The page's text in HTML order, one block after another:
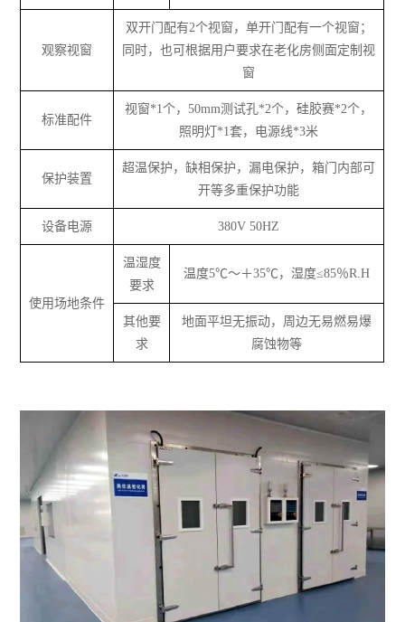
观察视窗
双开门配有2个视窗，单开门配有一个视窗；
同时，也可根据用户要求在老化房侧面定制视
窗
标准配件
视窗*1个，50mm测试孔*2个，硅胶赛*2个，
照明灯*1套，电源线*3米
保护装置
超温保护，缺相保护，漏电保护，箱门内部可
开等多重保护功能
设备电源 380V 50HZ
使用场地条件
温湿度
要求
温度5℃～＋35℃，湿度≤85％R.H
其他要
求
地面平坦无振动，周边无易燃易爆
腐蚀物等